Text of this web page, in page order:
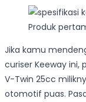
Produk
Jika kamu
curiser Keeway ini,
V-Twin 25cc
otomotif puas.